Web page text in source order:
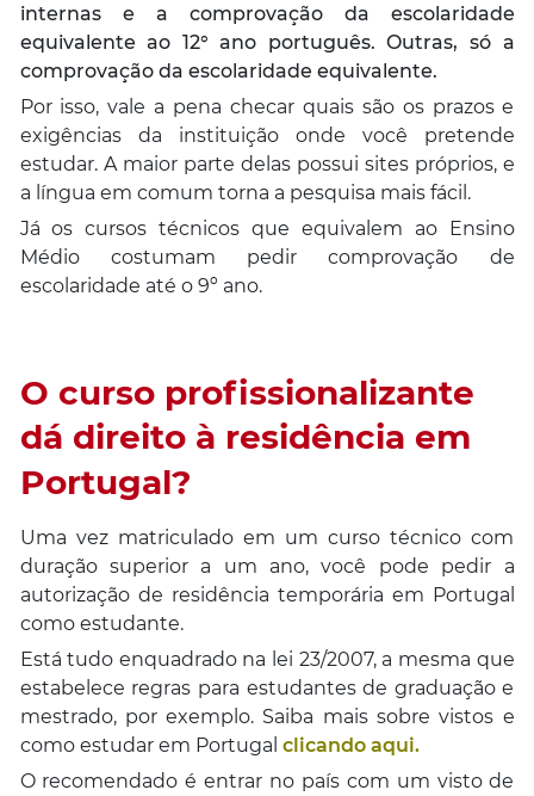
internas e a comprovação da escolaridade
equivalente ao 12° ano português. Outras, só a
comprovação da escolaridade equivalente.
Por isso, vale a pena checar quais são os prazos e
exigências da instituição onde você pretende
estudar. A maior parte delas possui sites próprios, e
a língua em comum torna a pesquisa mais fácil.
Já os cursos técnicos que equivalem ao Ensino
Médio costumam pedir comprovação de
escolaridade até o 9º ano.
O curso profissionalizante
dá direito à residência em
Portugal?
Uma vez matriculado em um curso técnico com
duração superior a um ano, você pode pedir a
autorização de residência temporária em Portugal
como estudante.
Está tudo enquadrado na lei 23/2007, a mesma que
estabelece regras para estudantes de graduação e
mestrado, por exemplo. Saiba mais sobre vistos e
como estudar em Portugal clicando aqui.
O recomendado é entrar no país com um visto de